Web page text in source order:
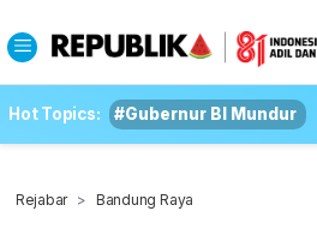
Hot Topics: #Gubernur BI Mundur
Rejabar Bandung Raya